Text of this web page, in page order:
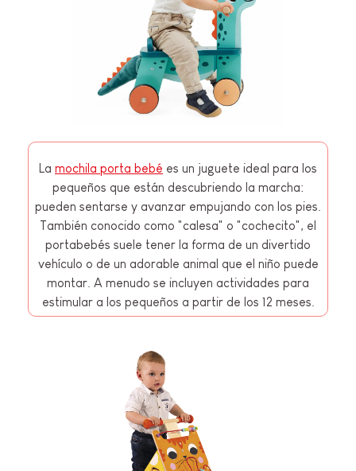
La mochila porta bebé es un juguete ideal para los
pequeños que están descubriendo la marcha:
pueden sentarse y avanzar empujando con los pies.
También conocido como "calesa" o "cochecito", el
portabebés suele tener la forma de un divertido
vehículo o de un adorable animal que el niño puede
montar. A menudo se incluyen actividades para
estimular a los pequeños a partir de los 12 meses.